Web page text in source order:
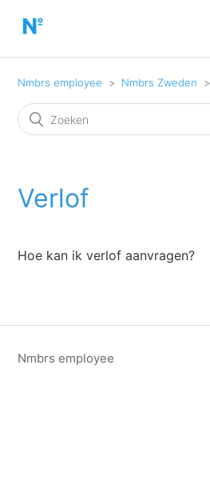
Nmbrs employee Nmbrs Zweden
Verlof
Hoe kan ik verlof aanvragen?
Nmbrs employee